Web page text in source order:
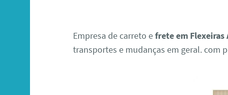
Empresa de carreto efrete em Flexeiras
transportes e mudanças em geral. com